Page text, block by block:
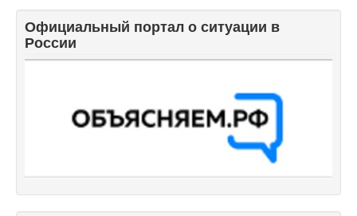
Официальный портал о ситуации в
России